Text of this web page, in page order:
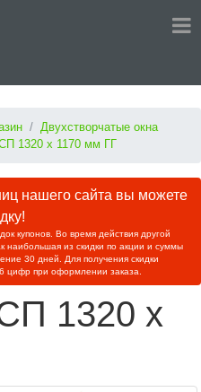
Двухстворчатые окна
1320 х 1170 мм ГГ
нашего сайта вы можете
купонов. Во время действия другой
наибольшая из скидки по акции и суммы
30 дней. Для получения скидки
цифр при оформлении заказа.
1320 х